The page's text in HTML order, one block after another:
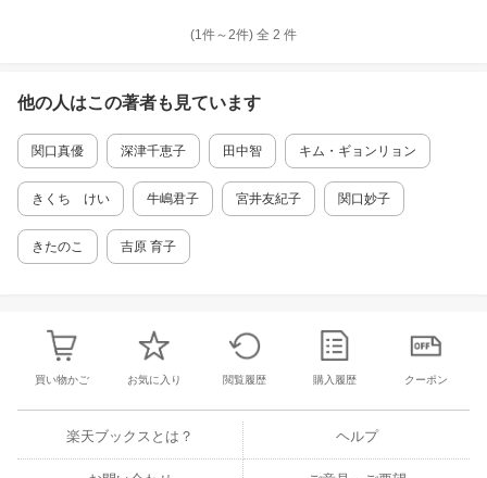
ュアフラワーを植えるコンテナやリアルな仕上
しくわかります。この1冊でミニチュアフラワ
ーの世界をたっぷりと楽しめます。
(1件～2件) 全 2 件
他の人はこの著者も見ています
関口真優 深津千恵子 田中智 キム・ギョンリョン
きくち けい 牛嶋君子 宮井友紀子 関口妙子
きたのこ 吉原 育子
買い物かご お気に入り 閲覧履歴 購入履歴 クーポン
楽天ブックスとは？ ヘルプ